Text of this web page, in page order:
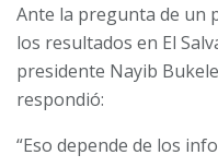
Ante la pregunta de un
los resultados en El
presidente Nayib
respondió:
“Eso depende de los